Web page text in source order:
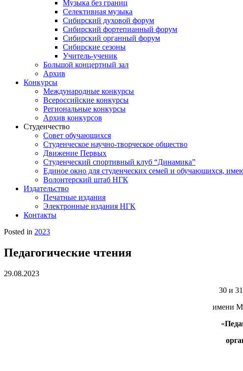
Музыка без границ
Селективная музыка
Сибирский духовой форум
Сибирский фортепианный форум
Сибирский органный форум
Сибирские сезоны
Учитель-ученик
Большой концертный зал
Архив
Конкурсы
Международные конкурсы
Всероссийские конкурсы
Региональные конкурсы
Архив конкурсов
Студенчество
Совет обучающихся
Студенческое научно-творческое общество
Движение Первых
Студенческий спортивный клуб “Динамика”
Единое окно для студенческих семей и обучающихся,
Волонтерский штаб НГК
Издательство
Печатные издания
Электронные издания НГК
Контакты
Posted in 2023
Педагогические чтения
29.08.2023
30 и
имени
«